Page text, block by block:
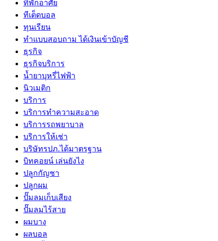
ที่พักอาศัย
ทีเด็ดบอล
ทุนเรียน
ทําแบบสอบถาม ได้เงินเข้าบัญชี
ธุรกิจ
ธุรกิจบริการ
น้ำยาบุหรี่ไฟฟ้า
นิวเมติก
บริการ
บริการทำความสะอาด
บริการรถพยาบาล
บริการให้เช่า
บริษัทรปภ.ได้มาตรฐาน
บิทคอยน์ เล่นยังไง
ปลูกกัญชา
ปลูกผม
ปั๊มลมเก็บเสียง
ปั๊มลมไร้สาย
ผมบาง
ผลบอล